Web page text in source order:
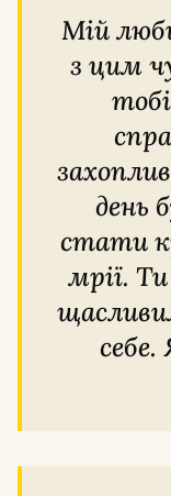
Мій любий синку, вітаю тебе
з цим
день
стати
мрії.
себе.